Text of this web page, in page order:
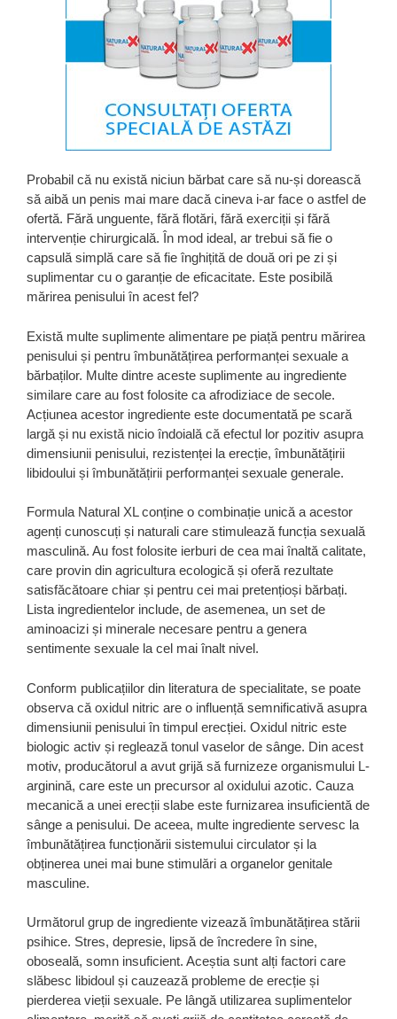
Probabil că nu există niciun bărbat care să nu-și dorească
să aibă un penis mai mare dacă cineva i-ar face o astfel de
ofertă. Fără unguente, fără flotări, fără exerciții și fără
intervenție chirurgicală. În mod ideal, ar trebui să fie o
capsulă simplă care să fie înghițită de două ori pe zi și
suplimentar cu o garanție de eficacitate. Este posibilă
mărirea penisului în acest fel?
Există multe suplimente alimentare pe piață pentru mărirea
penisului și pentru îmbunătățirea performanței sexuale a
bărbaților. Multe dintre aceste suplimente au ingrediente
similare care au fost folosite ca afrodiziace de secole.
Acțiunea acestor ingrediente este documentată pe scară
largă și nu există nicio îndoială că efectul lor pozitiv asupra
dimensiunii penisului, rezistenței la erecție, îmbunătățirii
libidoului și îmbunătățirii performanței sexuale generale.
Formula Natural XL conține o combinație unică a acestor
agenți cunoscuți și naturali care stimulează funcția sexuală
masculină. Au fost folosite ierburi de cea mai înaltă calitate,
care provin din agricultura ecologică și oferă rezultate
satisfăcătoare chiar și pentru cei mai pretențioși bărbați.
Lista ingredientelor include, de asemenea, un set de
aminoacizi și minerale necesare pentru a genera
sentimente sexuale la cel mai înalt nivel.
Conform publicațiilor din literatura de specialitate, se poate
observa că oxidul nitric are o influență semnificativă asupra
dimensiunii penisului în timpul erecției. Oxidul nitric este
biologic activ și reglează tonul vaselor de sânge. Din acest
motiv, producătorul a avut grijă să furnizeze organismului L-
arginină, care este un precursor al oxidului azotic. Cauza
mecanică a unei erecții slabe este furnizarea insuficientă de
sânge a penisului. De aceea, multe ingrediente servesc la
îmbunătățirea funcționării sistemului circulator și la
obținerea unei mai bune stimulări a organelor genitale
masculine.
Următorul grup de ingrediente vizează îmbunătățirea stării
psihice. Stres, depresie, lipsă de încredere în sine,
oboseală, somn insuficient. Aceștia sunt alți factori care
slăbesc libidoul și cauzează probleme de erecție și
pierderea vieții sexuale. Pe lângă utilizarea suplimentelor